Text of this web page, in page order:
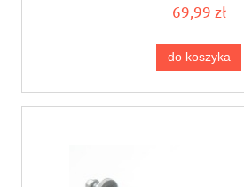
69,99 zł
do koszyka